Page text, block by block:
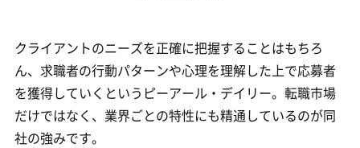
クライアントのニーズを正確に把握することはもちろ
ん、求職者の行動パターンや心理を理解した上で応募者
を獲得していくというピーアール・デイリー。転職市場
だけではなく、業界ごとの特性にも精通しているのが同
社の強みです。